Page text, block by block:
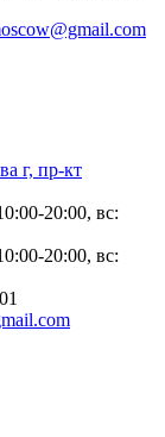
г, пр-кт
20:00, вс:
20:00, вс: